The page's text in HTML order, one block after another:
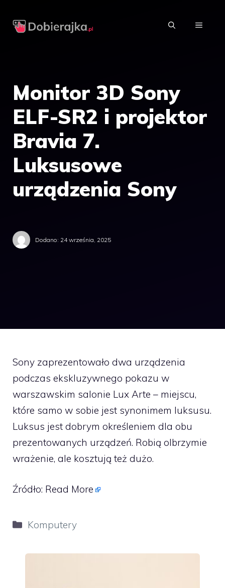
MENU
Monitor 3D Sony
ELF-SR2 i projektor
Bravia 7.
Luksusowe
urządzenia Sony
Dodano: 24 września, 2025
Sony zaprezentowało dwa urządzenia
podczas ekskluzywnego pokazu w
warszawskim salonie Lux Arte – miejscu,
które samo w sobie jest synonimem luksusu.
Luksus jest dobrym określeniem dla obu
prezentowanych urządzeń. Robią olbrzymie
wrażenie, ale kosztują też dużo.
Źródło: Read More
Kategorie
Komputery